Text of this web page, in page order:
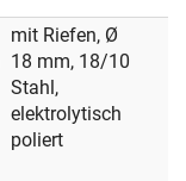
mit Riefen, Ø
18 mm, 18/10
Stahl,
elektrolytisch
poliert